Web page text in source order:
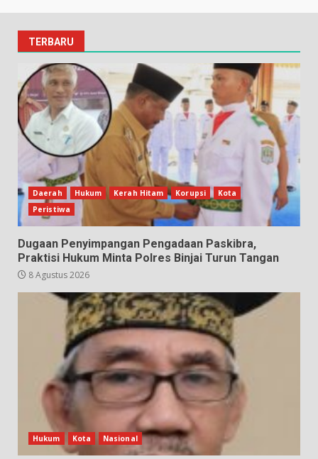
TERBARU
Daerah Hukum Kerah Hitam Korupsi
Kota
Peristiwa
Dugaan Penyimpangan Pengadaan Paskibra,
Praktisi Hukum Minta Polres Binjai Turun Tangan
8 Agustus 2026
Hukum Kota Nasional